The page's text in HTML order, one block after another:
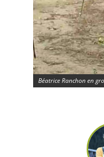
Béatrice Ranchon en